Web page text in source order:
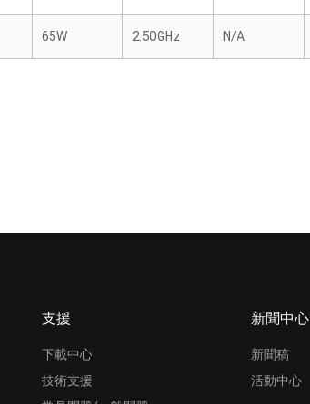
65W 2.50GHz N/A
支援
下載中心
技術支援
新聞中心
新聞稿
活動中心